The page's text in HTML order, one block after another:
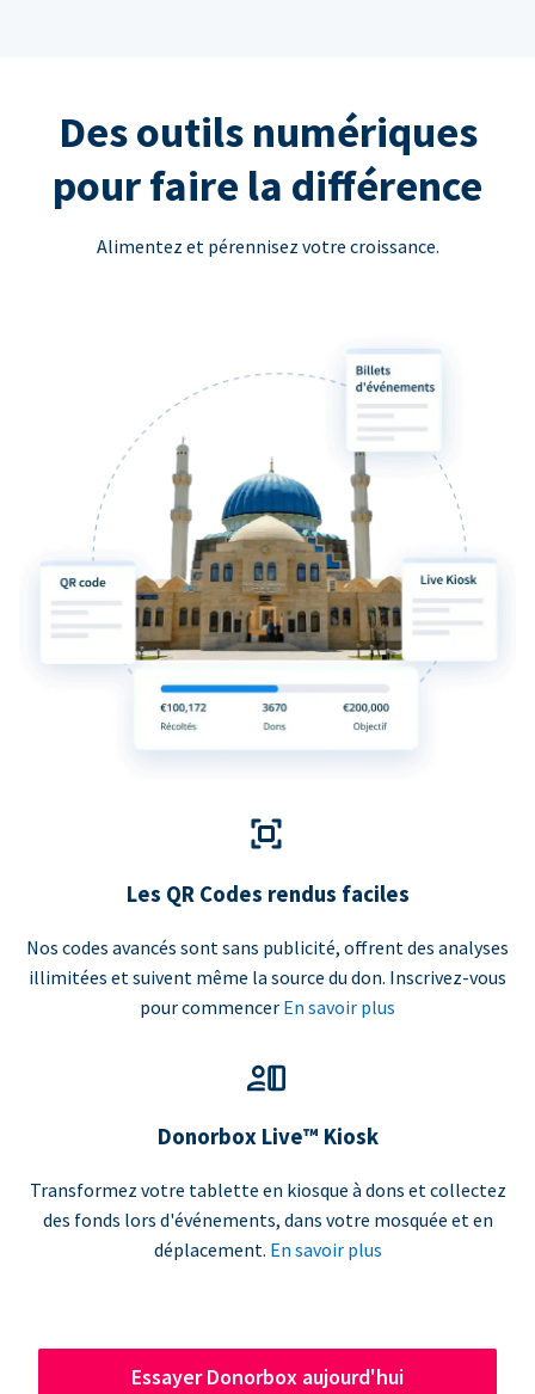
Des outils numériques
pour faire la différence
Alimentez et pérennisez votre croissance.
Les QR Codes rendus faciles
Nos codes avancés sont sans publicité, offrent des analyses
illimitées et suivent même la source du don. Inscrivez-vous
pour commencer En savoir plus
Donorbox Live™ Kiosk
Transformez votre tablette en kiosque à dons et collectez
des fonds lors d'événements, dans votre mosquée et en
déplacement. En savoir plus
Essayer Donorbox aujourd'hui